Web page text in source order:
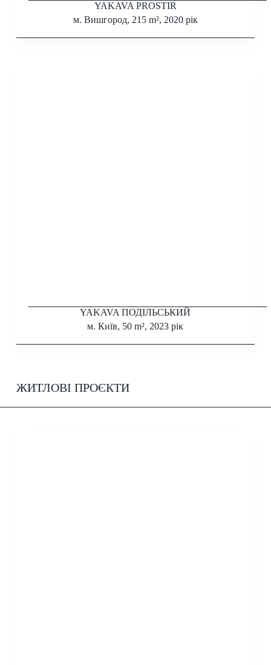
YAKAVA PROSTIR
м. Вишгород, 215 m², 2020 рік
YAKAVA ПОДІЛЬСЬКИЙ
м. Київ, 50 m², 2023 рік
ЖИТЛОВІ ПРОЄКТИ